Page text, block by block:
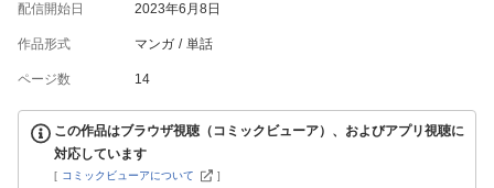
配信開始日 2023年6月8日
作品形式 マンガ 単話
ページ数 14
この作品はブラウザ視聴（コミックビューア）、およびアプリ視聴に
対応しています
[ コミックビューアについて ]